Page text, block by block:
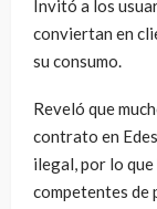
Invitó a los
conviertan en
su consumo.
Reveló que
contrato en
ilegal, por lo
competentes de